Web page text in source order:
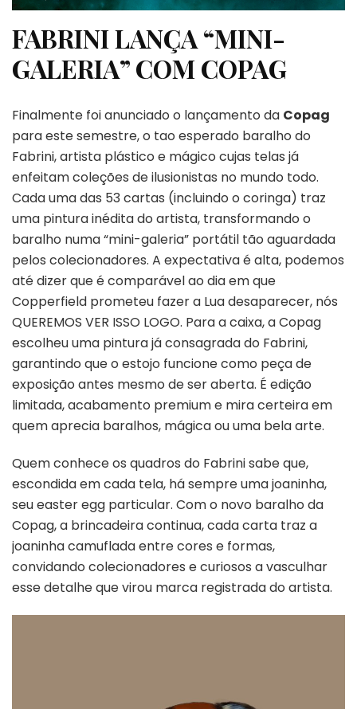
FABRINI LANÇA “MINI-
GALERIA” COM COPAG
Finalmente foi anunciado o lançamento da Copag
para este semestre, o tao esperado baralho do
Fabrini, artista plástico e mágico cujas telas já
enfeitam coleções de ilusionistas no mundo todo.
Cada uma das 53 cartas (incluindo o coringa) traz
uma pintura inédita do artista, transformando o
baralho numa “mini-galeria” portátil tão aguardada
pelos colecionadores. A expectativa é alta, podemos
até dizer que é comparável ao dia em que
Copperfield prometeu fazer a Lua desaparecer, nós
QUEREMOS VER ISSO LOGO. Para a caixa, a Copag
escolheu uma pintura já consagrada do Fabrini,
garantindo que o estojo funcione como peça de
exposição antes mesmo de ser aberta. É edição
limitada, acabamento premium e mira certeira em
quem aprecia baralhos, mágica ou uma bela arte.
Quem conhece os quadros do Fabrini sabe que,
escondida em cada tela, há sempre uma joaninha,
seu easter egg particular. Com o novo baralho da
Copag, a brincadeira continua, cada carta traz a
joaninha camuflada entre cores e formas,
convidando colecionadores e curiosos a vasculhar
esse detalhe que virou marca registrada do artista.